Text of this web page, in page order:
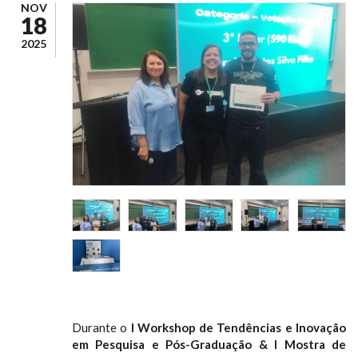
NOV
18
2025
Durante o I Workshop de Tendências e Inovação
em Pesquisa e Pós-Graduação & I Mostra de